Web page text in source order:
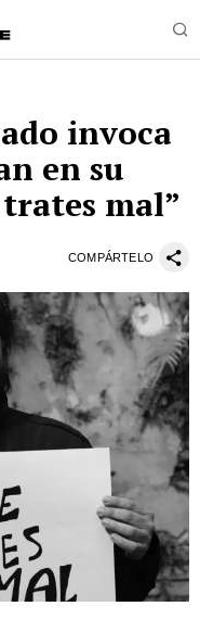
invoca
en su
mal”
COMPÁRTELO